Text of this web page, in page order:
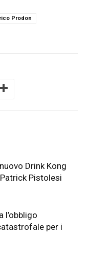
Prodon
Drink Kong
Pistolesi
l’obbligo
per i